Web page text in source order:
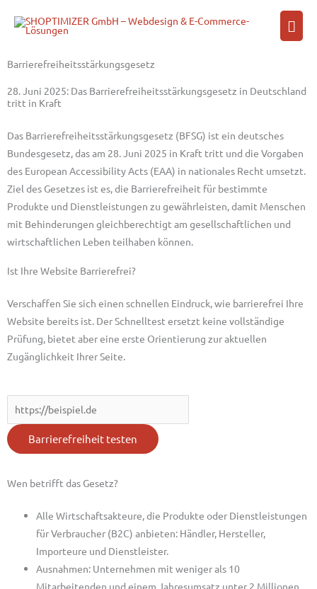
Inhalt
Barrierefreiheitsstärkungsgesetz
28. Juni 2025: Das Barrierefreiheitsstärkungsgesetz in Deutschland
tritt in Kraft
Das Barrierefreiheitsstärkungsgesetz (BFSG) ist ein deutsches
Bundesgesetz, das am 28. Juni 2025 in Kraft tritt und die Vorgaben
des European Accessibility Acts (EAA) in nationales Recht umsetzt.
Ziel des Gesetzes ist es, die Barrierefreiheit für bestimmte
Produkte und Dienstleistungen zu gewährleisten, damit Menschen
mit Behinderungen gleichberechtigt am gesellschaftlichen und
wirtschaftlichen Leben teilhaben können.
Ist Ihre Website Barrierefrei?
Verschaffen Sie sich einen schnellen Eindruck, wie barrierefrei Ihre
Website bereits ist. Der Schnelltest ersetzt keine vollständige
Prüfung, bietet aber eine erste Orientierung zur aktuellen
Zugänglichkeit Ihrer Seite.
Barrierefreiheit testen
Wen betrifft das Gesetz?
Alle Wirtschaftsakteure, die Produkte oder Dienstleistungen
für Verbraucher (B2C) anbieten: Händler, Hersteller,
Importeure und Dienstleister.
Ausnahmen: Unternehmen mit weniger als 10
Mitarbeitenden und einem Jahresumsatz unter 2 Millionen